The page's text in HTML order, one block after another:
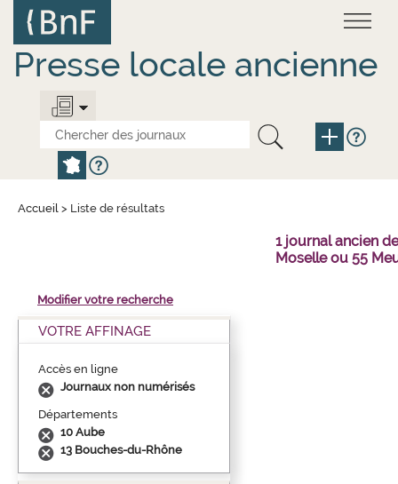
contenu
principal
Presse locale ancienne
Accueil > Liste de résultats
1 journal ancien
Moselle ou 55
Modifier votre recherche
VOTRE AFFINAGE
Accès en ligne
Journaux non numérisés
Départements
10 Aube
13 Bouches-du-Rhône
Panneau de gestion des cookies